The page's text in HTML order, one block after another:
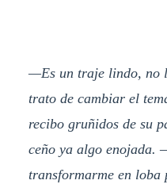
—Es un traje lindo, no
trato de cambiar el
recibo gruñidos de su
ceño ya algo enojada.
transformarme en loba